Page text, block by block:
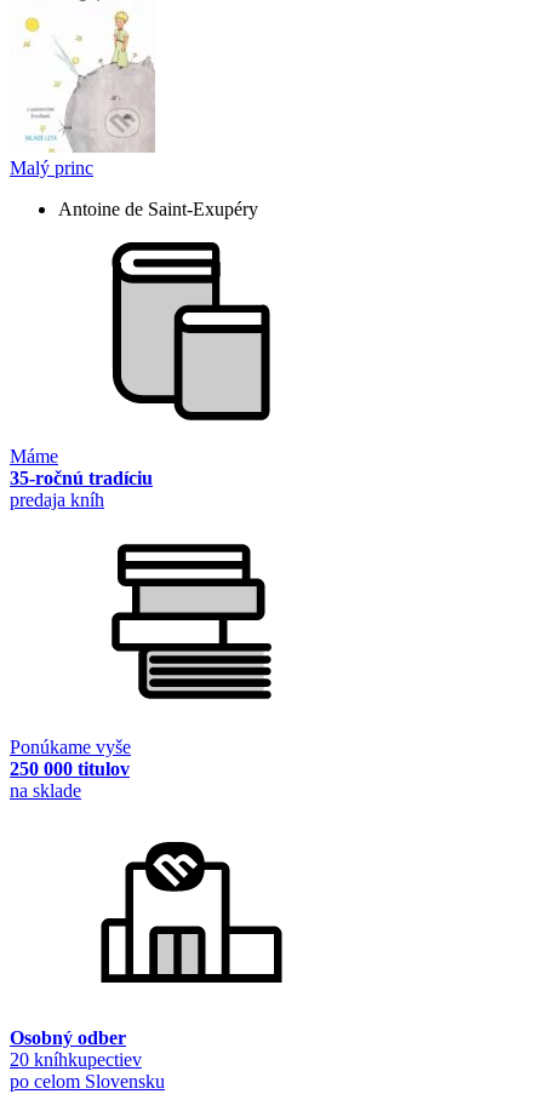
Malý princ
Antoine de Saint-Exupéry
Máme
35-ročnú tradíciu
predaja kníh
Ponúkame vyše
250 000 titulov
na sklade
Osobný odber
20 kníhkupectiev
po celom Slovensku